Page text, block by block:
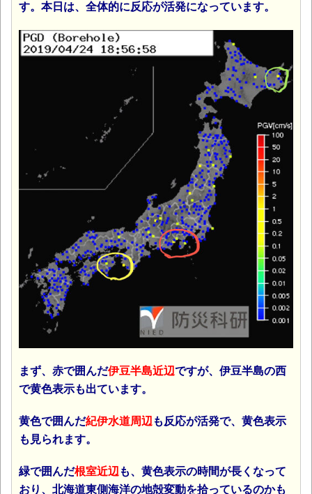
す。本日は、全体的に反応が活発になっています。
まず、赤で囲んだ伊豆半島近辺ですが、伊豆半島の西
で黄色表示も出ています。
黄色で囲んだ紀伊水道周辺も反応が活発で、黄色表示
も見られます。
緑で囲んだ根室近辺も、黄色表示の時間が長くなって
おり、北海道東側海洋の地殻変動を拾っているのかも